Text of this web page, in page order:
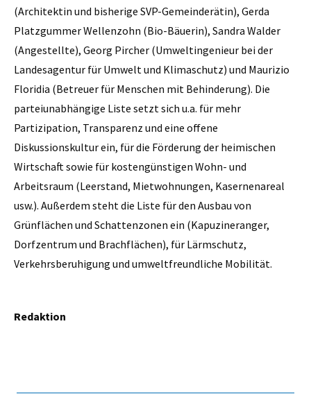
(Architektin und bisherige SVP-Gemeinderätin), Gerda
Platzgummer Wellenzohn (Bio-Bäuerin), Sandra Walder
(Angestellte), Georg Pircher (Umweltingenieur bei der
Landesagentur für Umwelt und Klimaschutz) und Maurizio
Floridia (Betreuer für Menschen mit Behinderung). Die
parteiunabhängige Liste setzt sich u.a. für mehr
Partizipation, Transparenz und eine offene
Diskussionskultur ein, für die Förderung der heimischen
Wirtschaft sowie für kostengünstigen Wohn- und
Arbeitsraum (Leerstand, Mietwohnungen, Kasernenareal
usw.). Außerdem steht die Liste für den Ausbau von
Grünflächen und Schattenzonen ein (Kapuzineranger,
Dorfzentrum und Brachflächen), für Lärmschutz,
Verkehrsberuhigung und umweltfreundliche Mobilität.
Redaktion